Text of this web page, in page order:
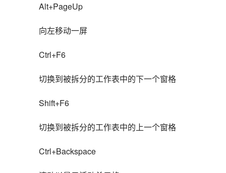
Alt+PageUp
向左移动一屏
Ctrl+F6
切换到被拆分的工作表中的下一个窗格
Shift+F6
切换到被拆分的工作表中的上一个窗格
Ctrl+Backspace